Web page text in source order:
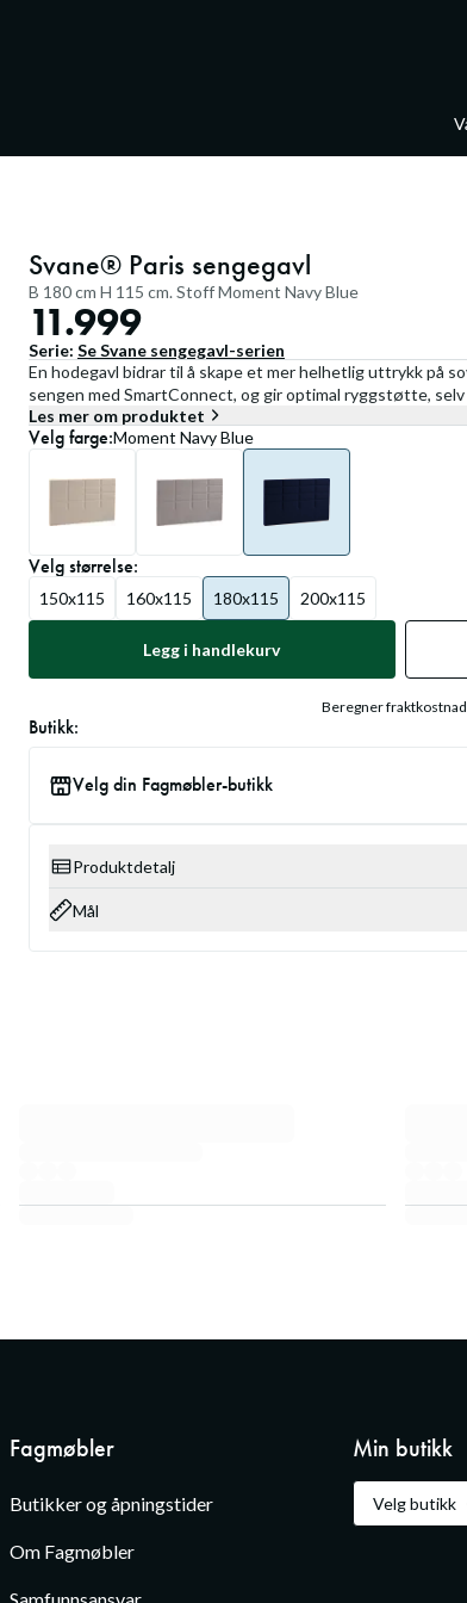
Svane® Paris sengegavl
B 180 cm H 115 cm. Stoff Moment Navy Blue
11.999
Serie: SeSvane sengegavl-serien
En hodegavl bidrar til å skape et mer helhetlig uttrykk på
sengen med SmartConnect, og gir optimal ryggstøtte,
Les mer om produktet
Velgfarge:Moment Navy Blue
Velgstørrelse:
150x115 160x115 180x115 200x115
Legg i handlekurv
Beregner
Butikk:
Velg din Fagmøbler-butikk
Produktdetalj
Mål
Fagmøbler
Butikker og åpningstider
Om Fagmøbler
Min butikk
Velg butikk